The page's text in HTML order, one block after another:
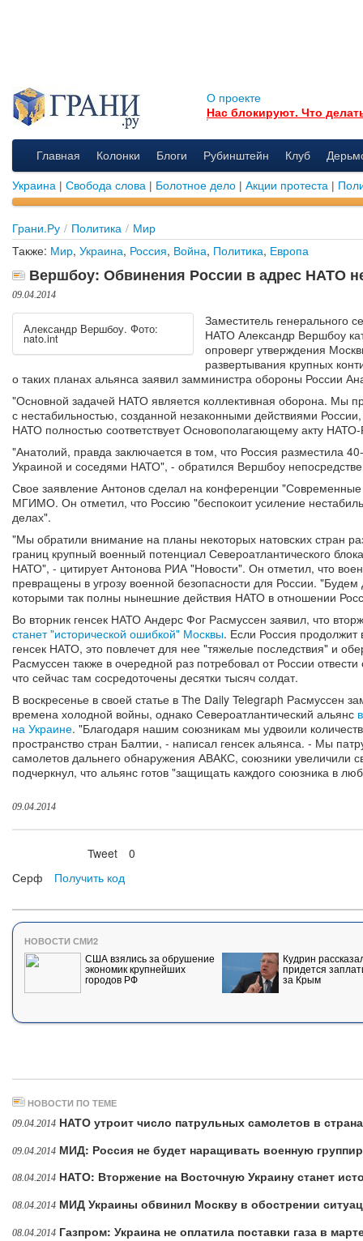
О проекте
Нас блокируют. Что
Главная Колонки Блоги Рубинштейн Клуб
Украина | Свобода слова | Болотное дело | Акции протеста |
Грани.Ру / Политика / Мир
Также: Мир, Украина, Россия, Война, Политика, Европа
Вершбоу: Обвинения России в адрес НАТО
09.04.2014
Александр Вершбоу. Фото:
nato.int
Заместитель генерального
НАТО Александр Вершбоу
опроверг утверждения
развертывания крупных
о таких планах альянса заявил замминистра обороны России
"Основной задачей НАТО является коллективная оборона. Мы
с нестабильностью, созданной незаконными действиями
НАТО полностью соответствует Основополагающему акту
"Анатолий, правда заключается в том, что Россия разместила
Украиной и соседями НАТО", - обратился Вершбоу
Свое заявление Антонов сделал на конференции
МГИМО. Он отметил, что Россию "беспокоит усиление
делах".
"Мы обратили внимание на планы некоторых натовских стран
границ крупный военный потенциал Североатлантического
НАТО", - цитирует Антонова РИА "Новости". Он отметил, что
превращены в угрозу военной безопасности для России. "Будем
которыми так полны нынешние действия НАТО в отношении
Во вторник генсек НАТО Андерс Фог Расмуссен заявил, что
станет "исторической ошибкой" Москвы. Если Россия
генсек НАТО, это повлечет для нее "тяжелые последствия" и
Расмуссен также в очередной раз потребовал от России
что сейчас там сосредоточены десятки тысяч солдат.
В воскресенье в своей статье в The Daily Telegraph Расмуссен
времена холодной войны, однако Североатлантический альянс
на Украине. "Благодаря нашим союзникам мы удвоили
пространство стран Балтии, - написал генсек альянса. - Мы
самолетов дальнего обнаружения АВАКС, союзники увеличили
подчеркнул, что альянс готов "защищать каждого союзника в
09.04.2014
Tweet
0
Серф
Получить код
НОВОСТИ СМИ2
США взялись за обрушение
экономик крупнейших
городов РФ
Кудрин
придется
за Крым
НОВОСТИ ПО ТЕМЕ
09.04.2014 НАТО утроит число патрульных самолетов в
09.04.2014 МИД: Россия не будет наращивать военную
08.04.2014 НАТО: Вторжение на Восточную Украину станет
08.04.2014 МИД Украины обвинил Москву в обострении
08.04.2014 Газпром: Украина не оплатила поставки газа в